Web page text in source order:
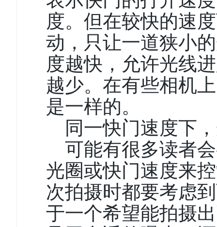
度。但在较快的速
动，只让一道狭小
度越快，允许光线
越少。在有些相机
是一样的。
同一快门速度下
可能有很多读者
光圈或快门速度来
次拍摄时都要考虑
于一个希望能拍摄